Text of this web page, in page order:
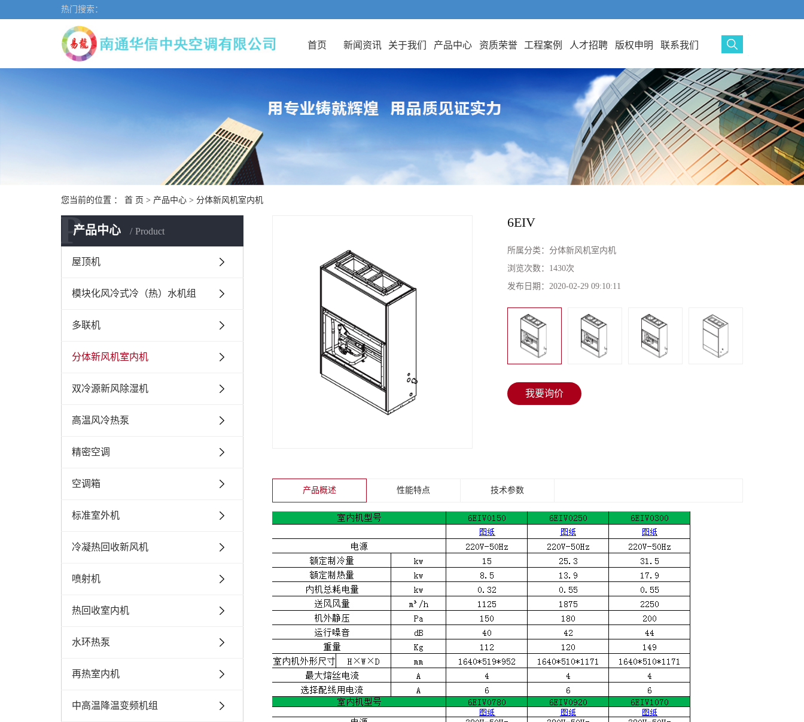
热门搜索：
首页 新闻资讯 关于我们 产品中心 资质荣誉 工程案例 人才招聘 版权申明 联系我们
您当前的位置 ： 首 页 > 产品中心 > 分体新风机室内机
产品中心 Product
P
屋顶机
模块化风冷式冷（热）水机组
多联机
分体新风机室内机
双冷源新风除湿机
高温风冷热泵
精密空调
空调箱
标准室外机
冷凝热回收新风机
喷射机
热回收室内机
水环热泵
再热室内机
中高温降温变频机组
6EIV
所属分类： 分体新风机室内机
浏览次数： 1430次
发布日期：2020-02-29 09:10:11
我要询价
产品概述 性能特点 技术参数